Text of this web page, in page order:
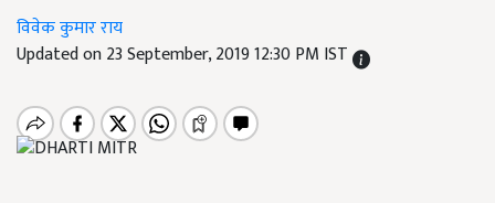
विवेक कुमार राय
Updated on 23 September, 2019 12:30 PM IST